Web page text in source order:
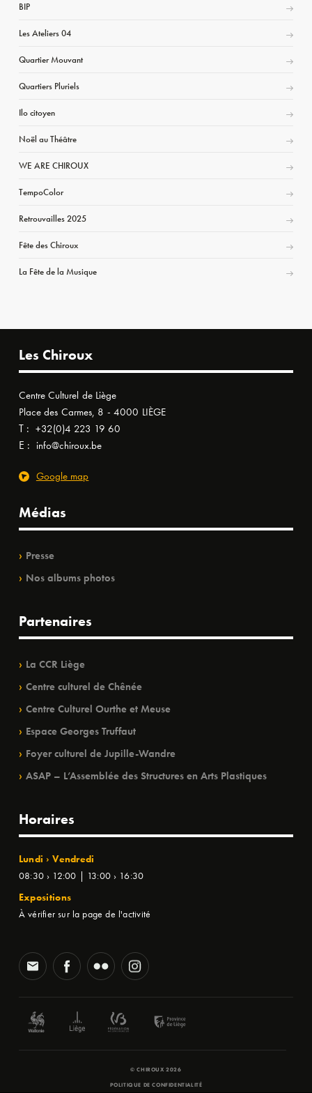
BIP
Les Ateliers 04
Quartier Mouvant
Quartiers Pluriels
Ilo citoyen
Noël au Théâtre
WE ARE CHIROUX
TempoColor
Retrouvailles 2025
Fête des Chiroux
La Fête de la Musique
Les Chiroux
Centre Culturel de Liège
Place des Carmes, 8 - 4000 LIÈGE
T : +32(0)4 223 19 60
E : info@chiroux.be
Google map
Médias
Presse
Nos albums photos
Partenaires
La CCR Liège
Centre culturel de Chênée
Centre Culturel Ourthe et Meuse
Espace Georges Truffaut
Foyer culturel de Jupille-Wandre
ASAP – L’Assemblée des Structures en Arts Plastiques
Horaires
Lundi › Vendredi
08:30 › 12:00 | 13:00 › 16:30
Expositions
À vérifier sur la page de l'activité
© CHIROUX 2026
POLITIQUE DE CONFIDENTIALITÉ